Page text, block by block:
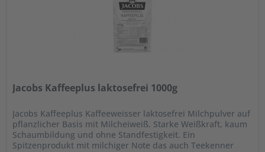
Jacobs Kaffeeplus laktosefrei 1000g
Jacobs Kaffeeplus Kaffeeweisser laktosefrei Milchpulver auf
pflanzlicher Basis mit Milcheiweiß. Starke Weißkraft, kaum
Schaumbildung und ohne Standfestigkeit. Ein
Spitzenprodukt mit milchiger Note das auch Teekenner